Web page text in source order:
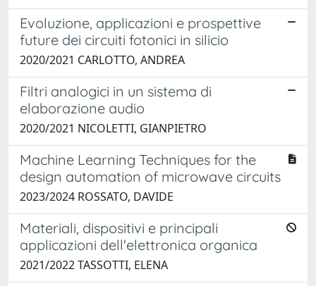
Evoluzione, applicazioni e prospettive
future dei circuiti fotonici in silicio
2020/2021 CARLOTTO, ANDREA
Filtri analogici in un sistema di
elaborazione audio
2020/2021 NICOLETTI, GIANPIETRO
Machine Learning Techniques for the
design automation of microwave circuits
2023/2024 ROSSATO, DAVIDE
Materiali, dispositivi e principali
applicazioni dell'elettronica organica
2021/2022 TASSOTTI, ELENA